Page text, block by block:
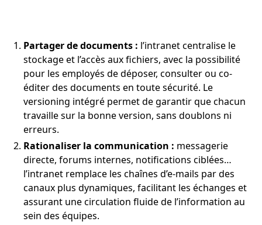
Partager de documents : l’intranet centralise le
stockage et l’accès aux fichiers, avec la possibilité
pour les employés de déposer, consulter ou co-
éditer des documents en toute sécurité. Le
versioning intégré permet de garantir que chacun
travaille sur la bonne version, sans doublons ni
erreurs.
Rationaliser la communication : messagerie
directe, forums internes, notifications ciblées…
l’intranet remplace les chaînes d’e-mails par des
canaux plus dynamiques, facilitant les échanges et
assurant une circulation fluide de l’information au
sein des équipes.